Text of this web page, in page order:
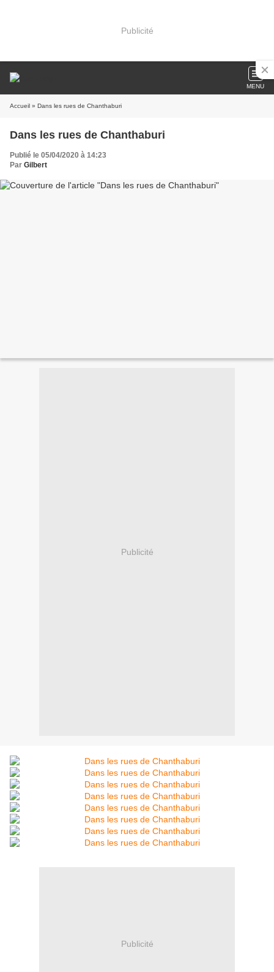
Publicité
MENU
Accueil » Dans les rues de Chanthaburi
Dans les rues de Chanthaburi
Publié le 05/04/2020 à 14:23
Par Gilbert
Publicité
Publicité